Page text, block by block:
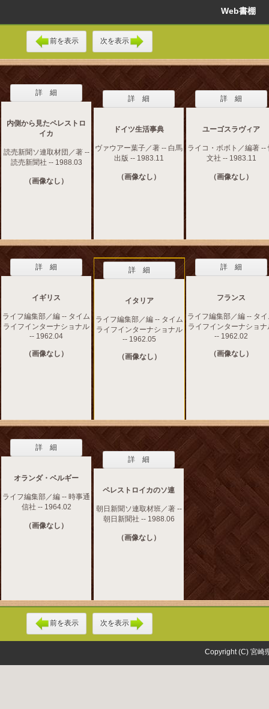
Web書棚
前を表示 次を表示
詳 細
内側から見たペレストロ
イカ
読売新聞ソ連取材団／著 --
読売新聞社 -- 1988.03
（画像なし）
詳 細
ドイツ生活事典
ヴァウアー葉子／著 -- 白馬
出版 -- 1983.11
（画像なし）
詳 細
ユーゴスラヴィア
ライコ・ボボト／編著 --
文社 -- 1983.11
（画像なし）
詳 細
イギリス
ライフ編集部／編 -- タイム
ライフインターナショナル
-- 1962.04
（画像なし）
詳 細
イタリア
ライフ編集部／編 -- タイム
ライフインターナショナル
-- 1962.05
（画像なし）
詳 細
フランス
ライフ編集部／編 -- タ
ライフインターナショナ
-- 1962.02
（画像なし）
詳 細
オランダ・ベルギー
ライフ編集部／編 -- 時事通
信社 -- 1964.02
（画像なし）
詳 細
ペレストロイカのソ連
朝日新聞ソ連取材班／著 --
朝日新聞社 -- 1988.06
（画像なし）
前を表示 次を表示
Copyright (C) 宮崎